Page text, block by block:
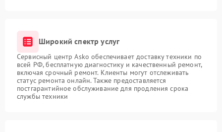
Широкий спектр услуг
Сервисный центр Asko обеспечивает доставку техники по
всей РФ, бесплатную диагностику и качественный ремонт,
включая срочный ремонт. Клиенты могут отслеживать
статус ремонта онлайн. Также предоставляется
постгарантийное обслуживание для продления срока
службы техники